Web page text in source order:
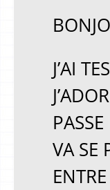
J’AI
VA SE